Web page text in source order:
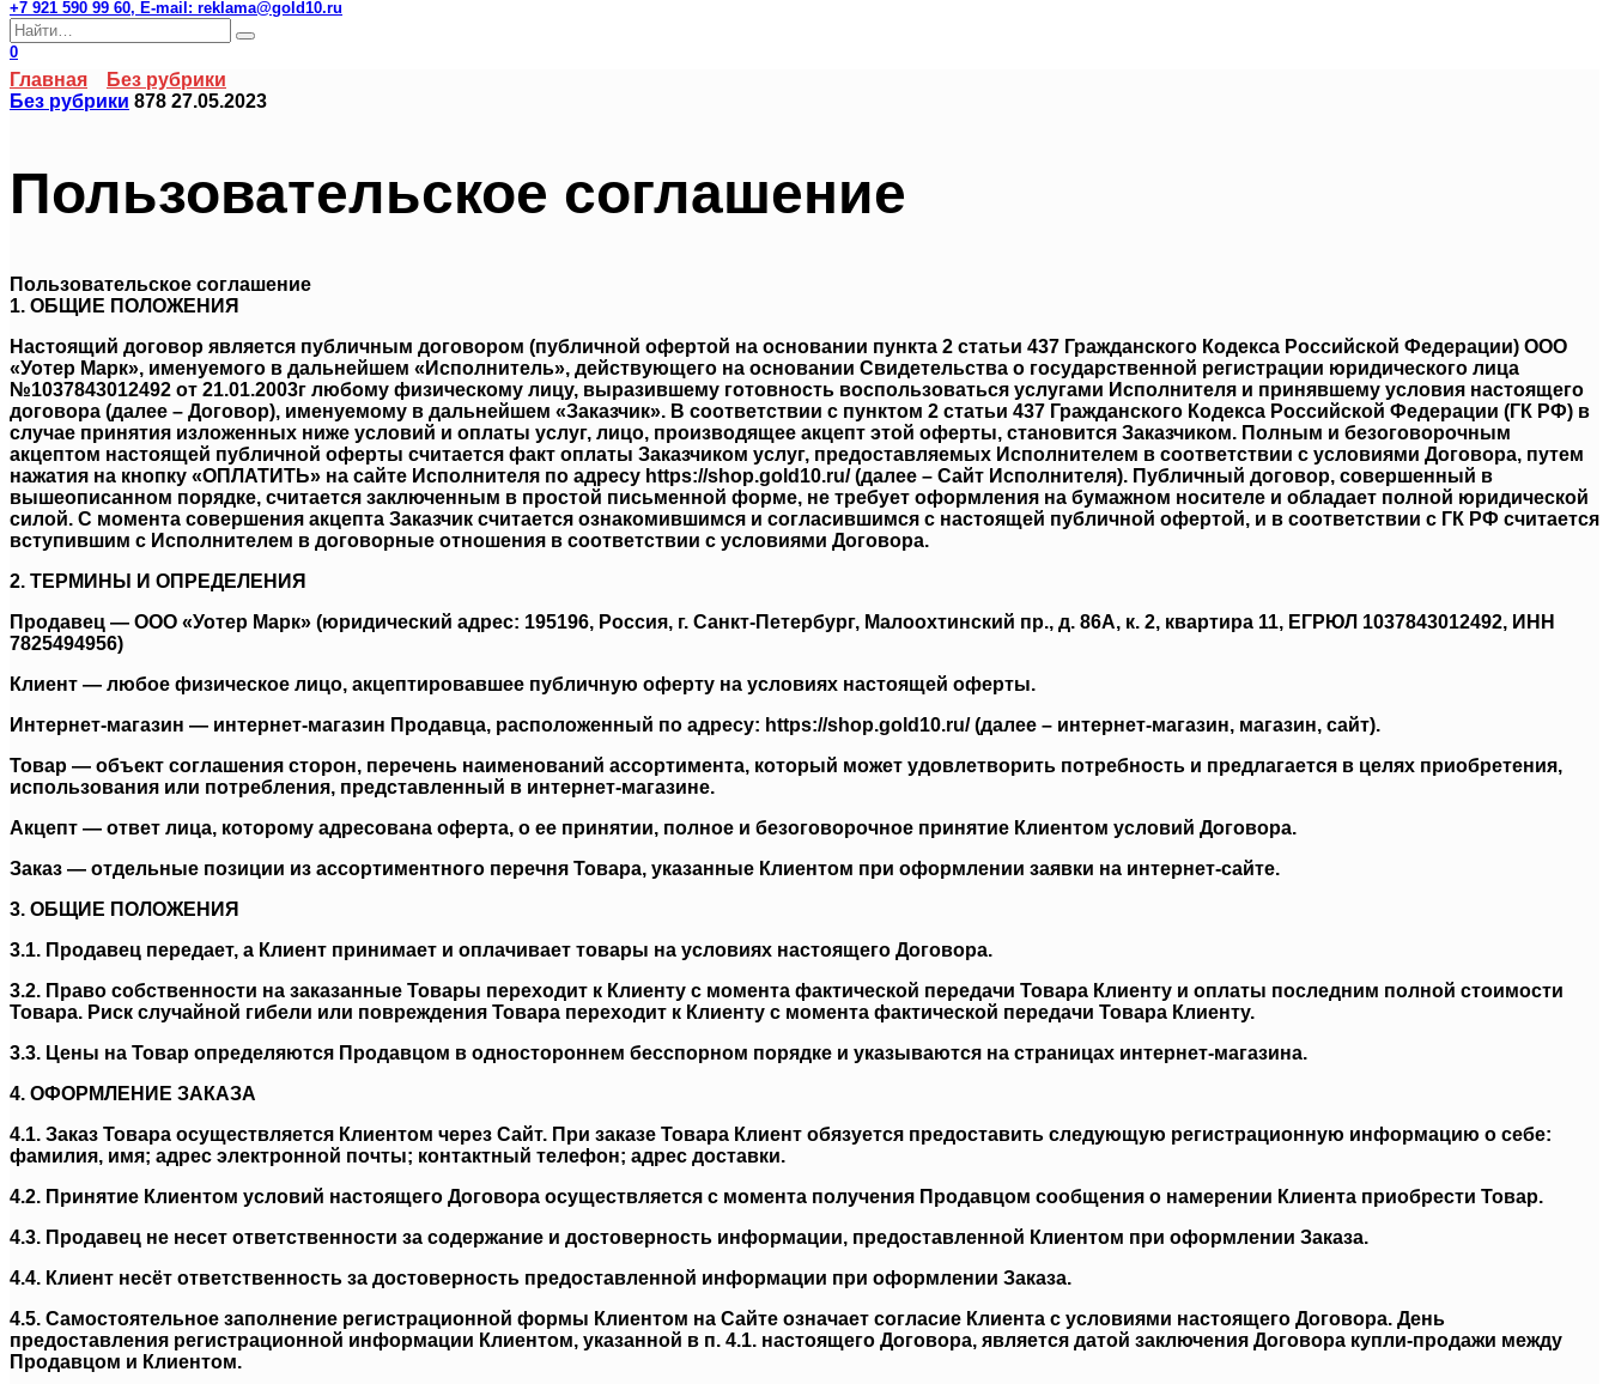
+7 921 590 99 60, E-mail: reklama@gold10.ru
Search
for:
0
Главная
Без рубрики
Без рубрики 878 27.05.2023
Пользовательское соглашение
Пользовательское соглашение
1. ОБЩИЕ ПОЛОЖЕНИЯ
Настоящий договор является публичным договором (публичной офертой на основании пункта 2 статьи 437 Гражданского Кодекса Российской Федерации) ООО
«Уотер Марк», именуемого в дальнейшем «Исполнитель», действующего на основании Свидетельства о государственной регистрации юридического лица
№1037843012492 от 21.01.2003г любому физическому лицу, выразившему готовность воспользоваться услугами Исполнителя и принявшему условия настоящего
договора (далее – Договор), именуемому в дальнейшем «Заказчик». В соответствии с пунктом 2 статьи 437 Гражданского Кодекса Российской Федерации (ГК РФ) в
случае принятия изложенных ниже условий и оплаты услуг, лицо, производящее акцепт этой оферты, становится Заказчиком. Полным и безоговорочным
акцептом настоящей публичной оферты считается факт оплаты Заказчиком услуг, предоставляемых Исполнителем в соответствии с условиями Договора, путем
нажатия на кнопку «ОПЛАТИТЬ» на сайте Исполнителя по адресу https://shop.gold10.ru/ (далее – Сайт Исполнителя). Публичный договор, совершенный в
вышеописанном порядке, считается заключенным в простой письменной форме, не требует оформления на бумажном носителе и обладает полной юридической
силой. С момента совершения акцепта Заказчик считается ознакомившимся и согласившимся с настоящей публичной офертой, и в соответствии с ГК РФ считается
вступившим с Исполнителем в договорные отношения в соответствии с условиями Договора.
2. ТЕРМИНЫ И ОПРЕДЕЛЕНИЯ
Продавец — ООО «Уотер Марк» (юридический адрес: 195196, Россия, г. Санкт-Петербург, Малоохтинский пр., д. 86А, к. 2, квартира 11, ЕГРЮЛ 1037843012492, ИНН
7825494956)
Клиент — любое физическое лицо, акцептировавшее публичную оферту на условиях настоящей оферты.
Интернет-магазин — интернет-магазин Продавца, расположенный по адресу: https://shop.gold10.ru/ (далее – интернет-магазин, магазин, сайт).
Товар — объект соглашения сторон, перечень наименований ассортимента, который может удовлетворить потребность и предлагается в целях приобретения,
использования или потребления, представленный в интернет-магазине.
Акцепт — ответ лица, которому адресована оферта, о ее принятии, полное и безоговорочное принятие Клиентом условий Договора.
Заказ — отдельные позиции из ассортиментного перечня Товара, указанные Клиентом при оформлении заявки на интернет-сайте.
3. ОБЩИЕ ПОЛОЖЕНИЯ
3.1. Продавец передает, а Клиент принимает и оплачивает товары на условиях настоящего Договора.
3.2. Право собственности на заказанные Товары переходит к Клиенту с момента фактической передачи Товара Клиенту и оплаты последним полной стоимости
Товара. Риск случайной гибели или повреждения Товара переходит к Клиенту с момента фактической передачи Товара Клиенту.
3.3. Цены на Товар определяются Продавцом в одностороннем бесспорном порядке и указываются на страницах интернет-магазина.
4. ОФОРМЛЕНИЕ ЗАКАЗА
4.1. Заказ Товара осуществляется Клиентом через Сайт. При заказе Товара Клиент обязуется предоставить следующую регистрационную информацию о себе:
фамилия, имя; адрес электронной почты; контактный телефон; адрес доставки.
4.2. Принятие Клиентом условий настоящего Договора осуществляется с момента получения Продавцом сообщения о намерении Клиента приобрести Товар.
4.3. Продавец не несет ответственности за содержание и достоверность информации, предоставленной Клиентом при оформлении Заказа.
4.4. Клиент несёт ответственность за достоверность предоставленной информации при оформлении Заказа.
4.5. Самостоятельное заполнение регистрационной формы Клиентом на Сайте означает согласие Клиента с условиями настоящего Договора. День
предоставления регистрационной информации Клиентом, указанной в п. 4.1. настоящего Договора, является датой заключения Договора купли-продажи между
Продавцом и Клиентом.